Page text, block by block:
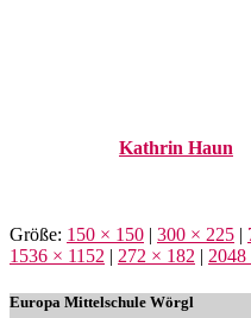
Kathrin Haun
Größe: 150 × 150 | 300 × 225 |
1536 × 1152 | 272 × 182 |
Europa Mittelschule Wörgl